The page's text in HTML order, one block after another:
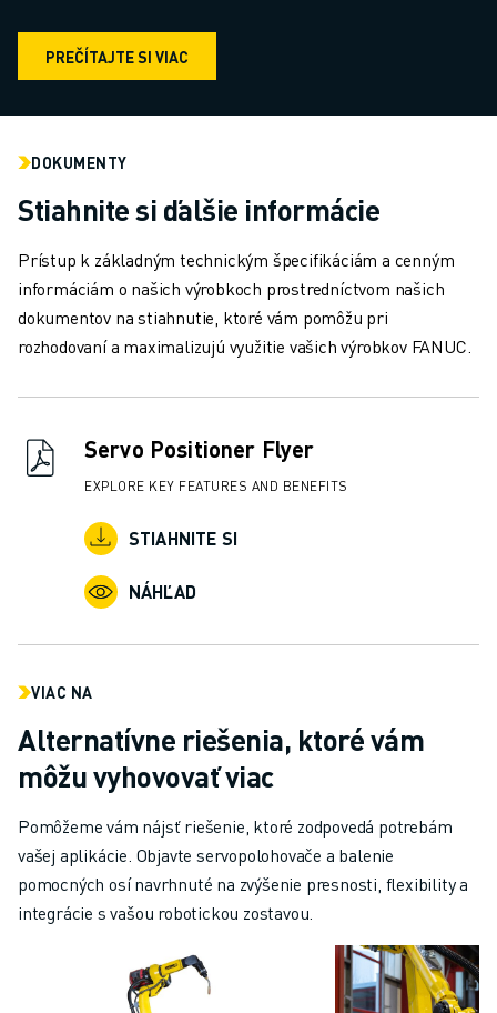
PREČÍTAJTE SI VIAC
DOKUMENTY
Stiahnite si ďalšie informácie
Prístup k základným technickým špecifikáciám a cenným
informáciám o našich výrobkoch prostredníctvom našich
dokumentov na stiahnutie, ktoré vám pomôžu pri
rozhodovaní a maximalizujú využitie vašich výrobkov FANUC.
Servo Positioner Flyer
EXPLORE KEY FEATURES AND BENEFITS
STIAHNITE SI
NÁHĽAD
VIAC NA
Alternatívne riešenia, ktoré vám
môžu vyhovovať viac
Pomôžeme vám nájsť riešenie, ktoré zodpovedá potrebám
vašej aplikácie. Objavte servopolohovače a balenie
pomocných osí navrhnuté na zvýšenie presnosti, flexibility a
integrácie s vašou robotickou zostavou.